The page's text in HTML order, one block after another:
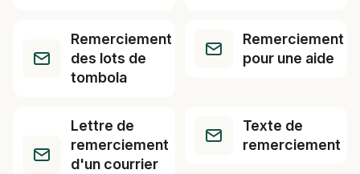
Remerciement
des lots de
tombola
Remerciement
pour une aide
Lettre de
remerciement
d'un courrier
Texte de
remerciement